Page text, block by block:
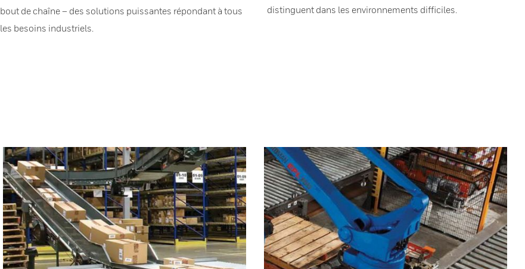
bout de chaîne – des solutions puissantes répondant à tous
les besoins industriels.
distinguent dans les environnements difficiles.